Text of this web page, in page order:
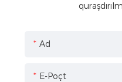
Ad
E-Poçt